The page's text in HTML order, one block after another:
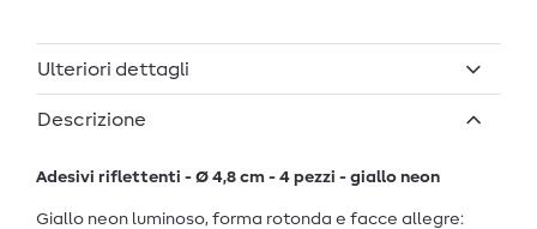
Ulteriori dettagli
Descrizione
Adesivi riflettenti - Ø 4,8 cm - 4 pezzi - giallo neon
Giallo neon luminoso, forma rotonda e facce allegre: